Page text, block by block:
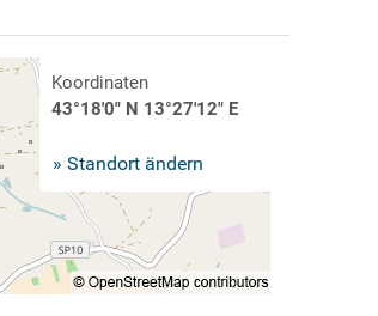
Koordinaten
43°18'0" N 13°27'12" E
» Standort ändern